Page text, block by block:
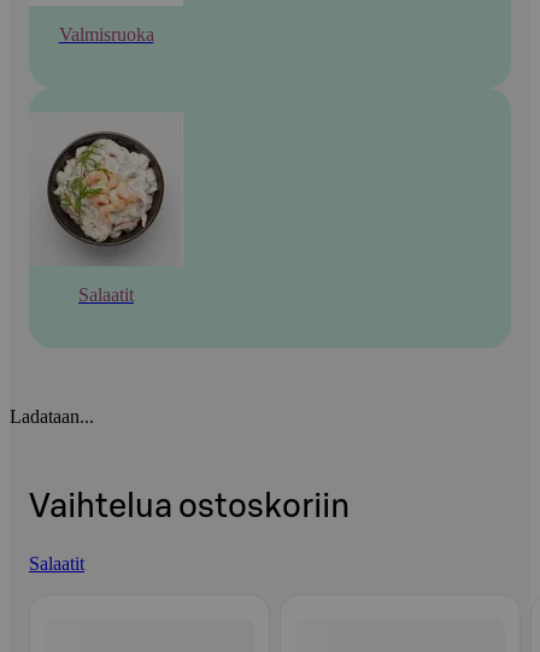
Valmisruoka
Salaatit
Ladataan...
Vaihtelua ostoskoriin
Salaatit